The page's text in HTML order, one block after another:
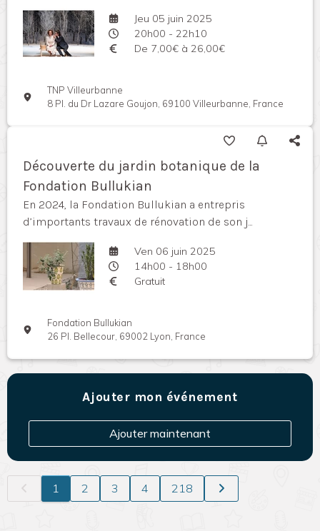
Jeu 05 juin 2025
20h00 - 22h10
De 7,00€ à 26,00€
TNP Villeurbanne
8 Pl. du Dr Lazare Goujon, 69100 Villeurbanne, France
Découverte du jardin botanique de la
Fondation Bullukian
En 2024, la Fondation Bullukian a entrepris
d’importants travaux de rénovation de son j...
Ven 06 juin 2025
14h00 - 18h00
Gratuit
Fondation Bullukian
26 Pl. Bellecour, 69002 Lyon, France
Ajouter mon événement
Ajouter maintenant
1 2 3 4 218